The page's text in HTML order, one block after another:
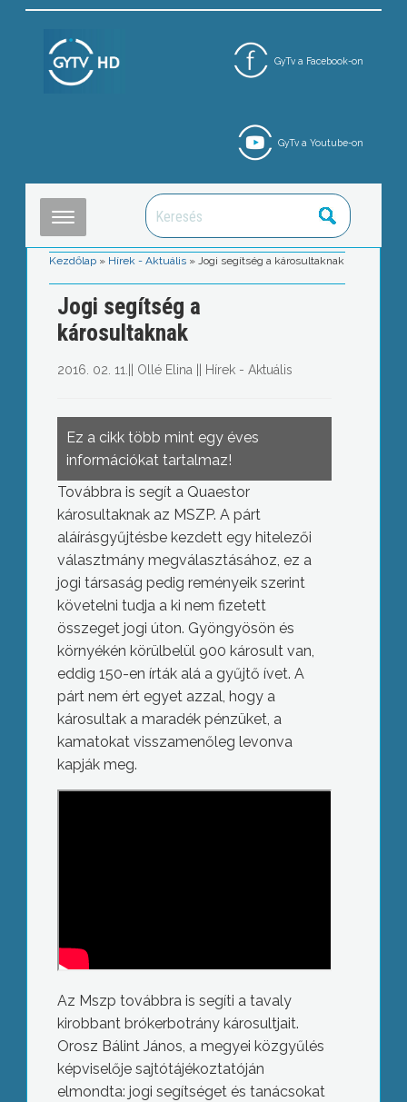
GyTv a Facebook-on
GyTv a Youtube-on
Kezdőlap » Hírek - Aktuális »Jogi segítség a károsultaknak
Jogi segítség a
károsultaknak
2016. 02. 11. Ollé Elina Hírek - Aktuális
Ez a cikk több mint egy éves
információkat tartalmaz!
Továbbra is segít a Quaestor
károsultaknak az MSZP. A párt
aláírásgyűjtésbe kezdett egy hitelezői
választmány megválasztásához, ez a
jogi társaság pedig reményeik szerint
követelni tudja a ki nem fizetett
összeget jogi úton. Gyöngyösön és
környékén körülbelül 900 károsult van,
eddig 150-en írták alá a gyűjtő ívet. A
párt nem ért egyet azzal, hogy a
károsultak a maradék pénzüket, a
kamatokat visszamenőleg levonva
kapják meg.
Az Mszp továbbra is segíti a tavaly
kirobbant brókerbotrány károsultjait.
Orosz Bálint János, a megyei közgyűlés
képviselője sajtótájékoztatóján
elmondta: jogi segítséget és tanácsokat